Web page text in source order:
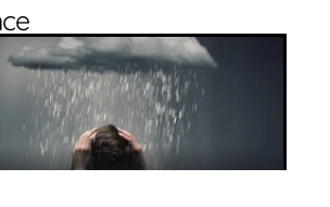
: comment l’identifier ?